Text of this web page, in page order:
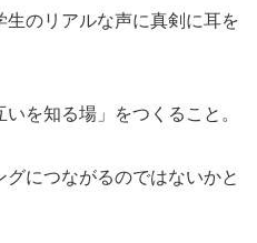
のリアルな声に真剣に耳を
を知る場」をつくること。
につながるのではないかと